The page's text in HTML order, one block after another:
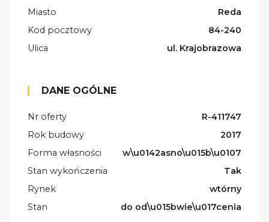
Miasto
Reda
Kod pocztowy
84-240
Ulica
ul. Krajobrazowa
DANE OGÓLNE
Nr oferty
R-411747
Rok budowy
2017
Forma własności
w\u0142asno\u015b\u0107
Stan wykończenia
Tak
Rynek
wtórny
Stan
do od\u015bwie\u017cenia